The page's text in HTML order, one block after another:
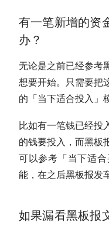
有一笔新增的资
办？
无论是之前已经参考
想要开始。只需要把
的「当下适合投入」
比如有一笔钱已经投
的钱要投入，而黑板
可以参考「当下适
能，在之后黑板报发
如果漏看黑板报